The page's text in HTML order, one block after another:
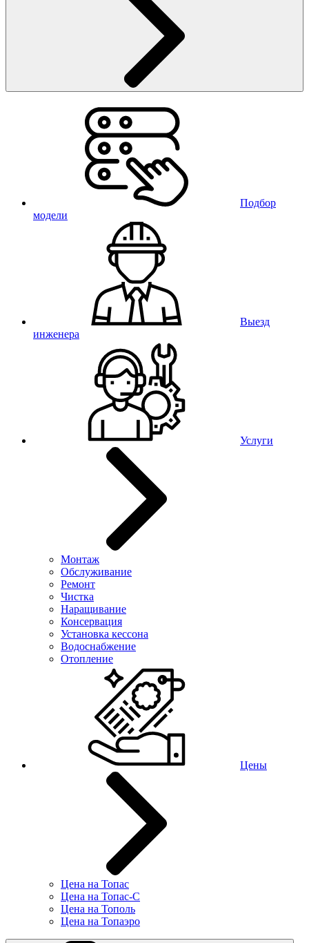
Подбор
модели
Выезд
инженера
Услуги
Монтаж
Обслуживание
Ремонт
Чистка
Наращивание
Консервация
Установка кессона
Водоснабжение
Отопление
Цены
Цена на Топас
Цена на Топас-С
Цена на Тополь
Цена на Топаэро